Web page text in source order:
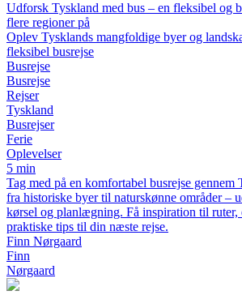
Udforsk Tyskland med bus – en fleksibel og
flere regioner på
Oplev Tysklands mangfoldige byer og
fleksibel busrejse
Busrejse
Busrejse
Rejser
Tyskland
Busrejser
Ferie
Oplevelser
5 min
Tag med på en komfortabel busrejse
fra historiske byer til naturskønne områder –
kørsel og planlægning. Få inspiration til ruter,
praktiske tips til din næste rejse.
Finn Nørgaard
Finn
Nørgaard